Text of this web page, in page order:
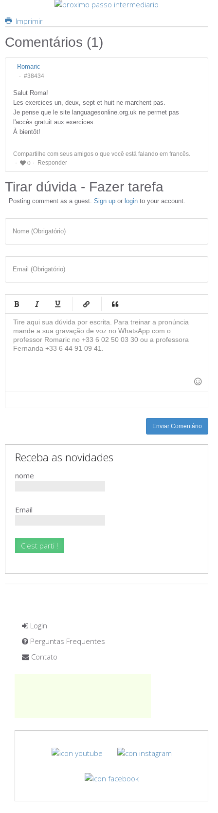
Imprimir
Comentários (1)
Romaric
#38434
Salut Roma!
Les exercices un, deux, sept et huit ne marchent pas.
Je pense que le site languagesonline.org.uk ne permet pas
l'accès gratuit aux exercices.
À bientôt!
Compartilhe com seus amigos o que você está falando em francês.
0
Responder
Tirar dúvida - Fazer tarefa
Posting comment as a guest. Sign up or login to your account.
Nome (Obrigatório)
Email (Obrigatório)
-
-
-
-
-
-
-
-
Enviar Comentário
Receba as novidades
nome
Email
Login
Perguntas Frequentes
Contato